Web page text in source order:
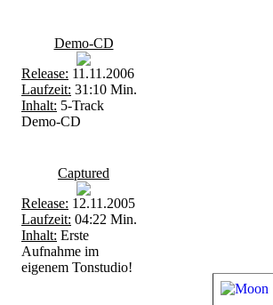
Demo-CD
Release: 11.11.2006
Laufzeit: 31:10 Min.
Inhalt: 5-Track
Demo-CD
Captured
Release: 12.11.2005
Laufzeit: 04:22 Min.
Inhalt: Erste
Aufnahme im
eigenem Tonstudio!